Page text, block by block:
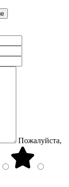
Пожалуйста,